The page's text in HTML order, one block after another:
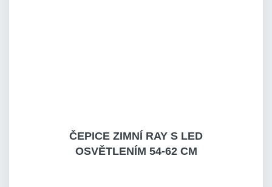
ČEPICE ZIMNÍ RAY S LED
OSVĚTLENÍM 54-62 CM